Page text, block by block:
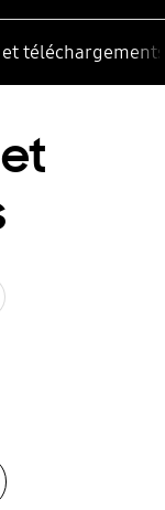
téléchargements